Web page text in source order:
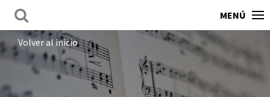
MENÚ
Volver al inicio